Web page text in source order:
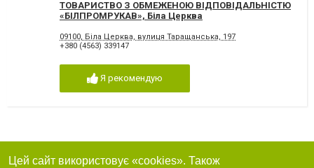
ТОВАРИСТВО З ОБМЕЖЕНОЮ ВІДПОВІДАЛЬНІСТЮ
«БІЛПРОМРУКАВ», Біла Церква
09100, Біла Церква, вулиця Таращанська, 197
+380 (4563) 339147
Я рекомендую
Цей сайт використовує «cookies». Також